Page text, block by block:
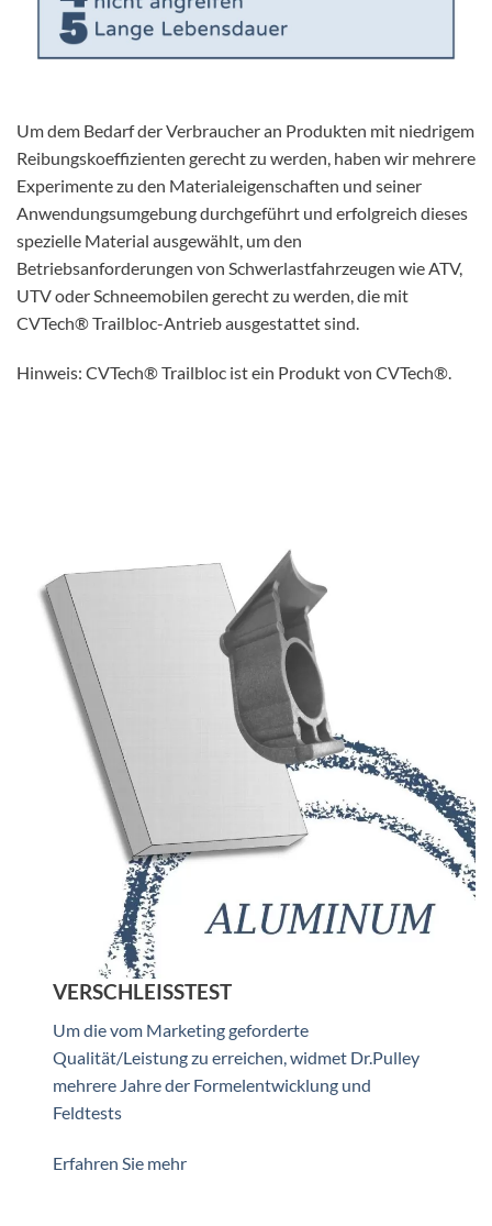
Um dem Bedarf der Verbraucher an Produkten mit niedrigem
Reibungskoeffizienten gerecht zu werden, haben wir mehrere
Experimente zu den Materialeigenschaften und seiner
Anwendungsumgebung durchgeführt und erfolgreich dieses
spezielle Material ausgewählt, um den
Betriebsanforderungen von Schwerlastfahrzeugen wie ATV,
UTV oder Schneemobilen gerecht zu werden, die mit
CVTech® Trailbloc-Antrieb ausgestattet sind.
Hinweis: CVTech® Trailbloc ist ein Produkt von CVTech®.
VERSCHLEISSTEST
Um die vom Marketing geforderte
Qualität/Leistung zu erreichen, widmet Dr.Pulley
mehrere Jahre der Formelentwicklung und
Feldtests
Erfahren Sie mehr